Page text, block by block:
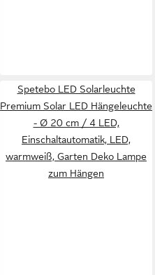
Spetebo LED Solarleuchte
Premium Solar LED Hängeleuchte
- Ø 20 cm / 4 LED,
Einschaltautomatik, LED,
warmweiß, Garten Deko Lampe
zum Hängen